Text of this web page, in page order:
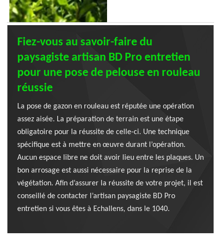
Fiez-vous au savoir-faire du
paysagiste artisan BD Pro entretien
pour une pose de pelouse en rouleau
réussie
La pose de gazon en rouleau est réputée une opération
assez aisée. La préparation de terrain est une étape
obligatoire pour la réussite de celle-ci. Une technique
spécifique est à mettre en œuvre durant l’opération.
Aucun espace libre ne doit avoir lieu entre les plaques. Un
bon arrosage est aussi nécessaire pour la reprise de la
végétation. Afin d’assurer la réussite de votre projet, il est
conseillé de contacter l’artisan paysagiste BD Pro
entretien si vous êtes à Echallens, dans le 1040.